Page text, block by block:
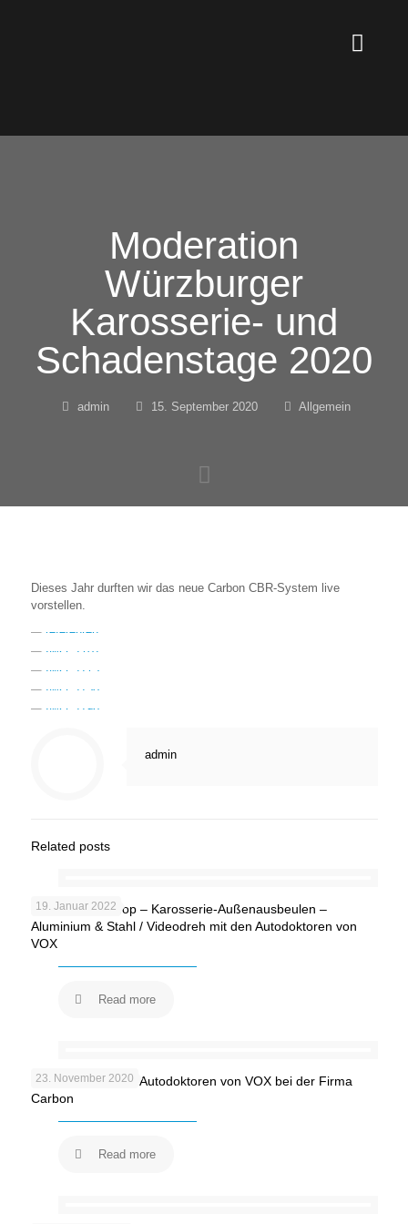
Moderation
Würzburger
Karosserie- und
Schadenstage 2020
admin 15. September 2020 Allgemein
Dieses Jahr durften wir das neue Carbon CBR-System live
vorstellen.
admin
Related posts
19. Januar 2022
Carbon-Workshop – Karosserie-Außenausbeulen –
Aluminium & Stahl / Videodreh mit den Autodoktoren von
VOX
Read more
23. November 2020
Videodreh mit den Autodoktoren von VOX bei der Firma
Carbon
Read more